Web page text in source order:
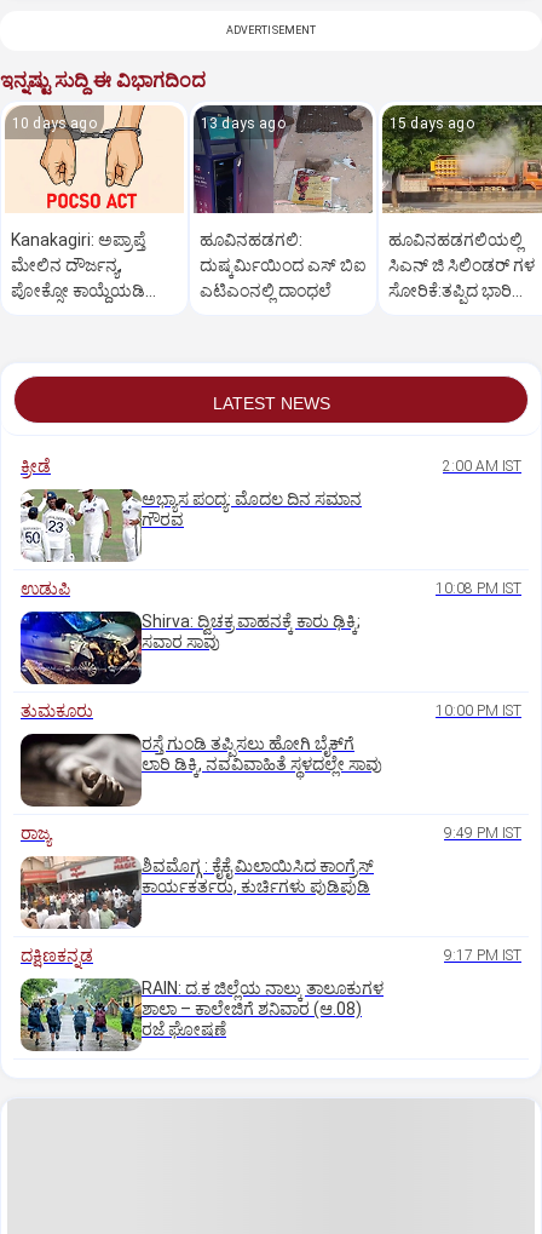
ADVERTISEMENT
ಇನ್ನಷ್ಟು ಸುದ್ದಿ ಈ ವಿಭಾಗದಿಂದ
10 days ago
Kanakagiri: ಅಪ್ರಾಪ್ತೆ
ಮೇಲಿನ ದೌರ್ಜನ್ಯ,
ಪೋಕ್ಸೋ ಕಾಯ್ದೆಯಡಿ
13 days ago
ಹೂವಿನಹಡಗಲಿ:
ದುಷ್ಕರ್ಮಿಯಿಂದ ಎಸ್ ಬಿಐ
ಎಟಿಎಂನಲ್ಲಿ ದಾಂಧಲೆ
15 days ago
ಹೂವಿನಹಡಗಲಿಯಲ್ಲಿ
ಸಿಎನ್ ಜಿ ಸಿಲಿಂಡರ್ ಗಳ
ಸೋರಿಕೆ:ತಪ್ಪಿದ ಭಾರಿ
LATEST NEWS
ಕ್ರೀಡೆ 2:00 AM IST
ಅಭ್ಯಾಸ ಪಂದ್ಯ: ಮೊದಲ ದಿನ ಸಮಾನ
ಗೌರವ
ಉಡುಪಿ 10:08 PM IST
Shirva: ದ್ವಿಚಕ್ರ ವಾಹನಕ್ಕೆ ಕಾರು ಢಿಕ್ಕಿ;
ಸವಾರ ಸಾವು
ತುಮಕೂರು 10:00 PM IST
ರಸ್ತೆ ಗುಂಡಿ ತಪ್ಪಿಸಲು ಹೋಗಿ ಬೈಕ್‌ಗೆ
ಲಾರಿ ಡಿಕ್ಕಿ, ನವವಿವಾಹಿತೆ ಸ್ಥಳದಲ್ಲೇ ಸಾವು
ರಾಜ್ಯ 9:49 PM IST
ಶಿವಮೊಗ್ಗ : ಕೈಕೈ ಮಿಲಾಯಿಸಿದ ಕಾಂಗ್ರೆಸ್
ಕಾರ್ಯಕರ್ತರು, ಕುರ್ಚಿಗಳು ಪುಡಿಪುಡಿ
ದಕ್ಷಿಣಕನ್ನಡ 9:17 PM IST
RAIN: ದ.ಕ ಜಿಲ್ಲೆಯ ನಾಲ್ಕು ತಾಲೂಕುಗಳ
ಶಾಲಾ – ಕಾಲೇಜಿಗೆ ಶನಿವಾರ (ಆ.08)
ರಜೆ ಘೋಷಣೆ